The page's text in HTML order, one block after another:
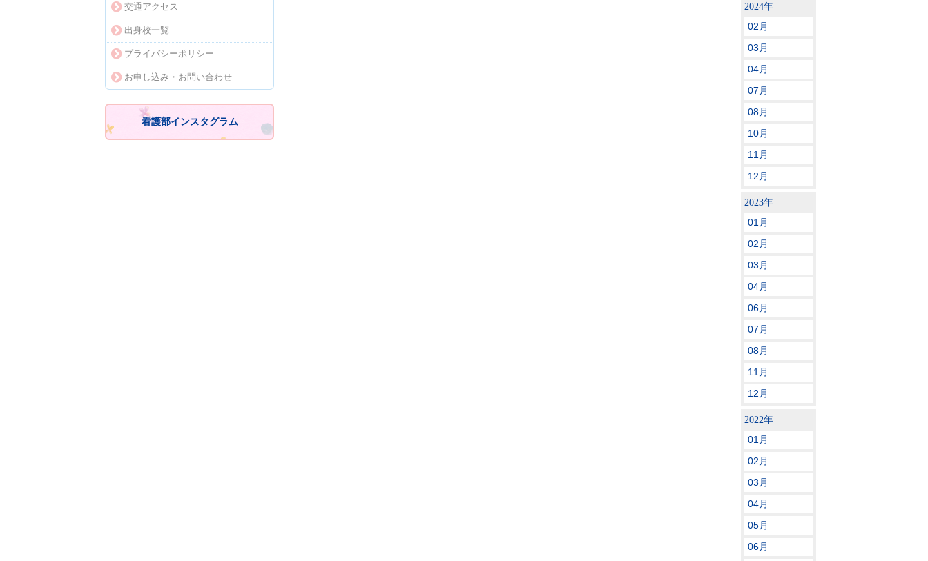
2024年
02月
03月
04月
07月
08月
10月
11月
12月
2023年
01月
02月
03月
04月
06月
07月
08月
11月
12月
2022年
01月
02月
03月
04月
05月
06月
交通アクセス
出身校一覧
プライバシーポリシー
お申し込み・お問い合わせ
看護部インスタグラム